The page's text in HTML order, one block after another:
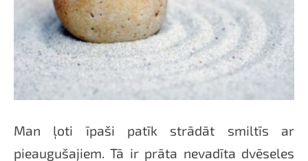
Man ļoti īpaši patīk strādāt smiltīs ar
pieaugušajiem. Tā ir prāta nevadīta dvēseles